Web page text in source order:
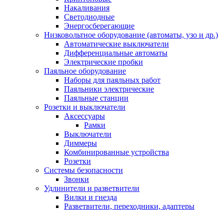
Накаливания
Светодиодные
Энергосберегающие
Низковольтное оборудование (автоматы, узо и др.)
Автоматические выключатели
Дифференциальные автоматы
Электрические пробки
Паяльное оборудование
Наборы для паяльных работ
Паяльники электрические
Паяльные станции
Розетки и выключатели
Аксессуары
Рамки
Выключатели
Диммеры
Комбинированные устройства
Розетки
Системы безопасности
Звонки
Удлинители и разветвители
Вилки и гнезда
Разветвители, переходники, адаптеры